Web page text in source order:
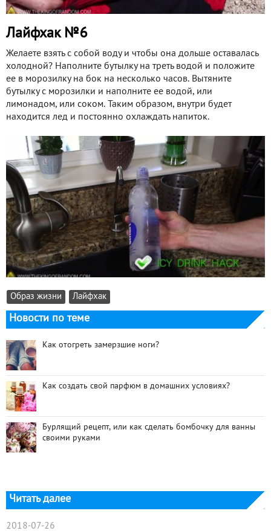
Лайфхак №6
Желаете взять с собой воду и чтобы она дольше оставалась
холодной? Наполните бутылку на треть водой и положите
ее в морозилку на бок на несколько часов. Вытяните
бутылку с морозилки и наполните ее водой, или
лимонадом, или соком. Таким образом, внутри будет
находится лед и постоянно охлаждать напиток.
Образ жизни Лайфхак
Новости по теме
Как отогреть замерзшие ноги?
Как создать свой парфюм в домашних условиях?
Бурлящий рецепт, или как сделать бомбочку для ванны
своими руками
Читать далее
2018-07-26